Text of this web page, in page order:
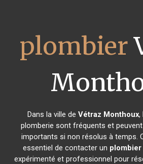
plombier
Dans la ville de Vétraz Monthoux,
plomberie sont fréquents et
importants si non résolus à temps.
essentiel de contacter un plombier
expérimenté et professionnel pour